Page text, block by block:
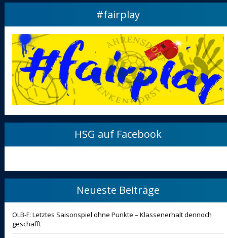
#fairplay
HSG auf Facebook
Neueste Beiträge
OLB-F: Letztes Saisonspiel ohne Punkte – Klassenerhalt dennoch
geschafft